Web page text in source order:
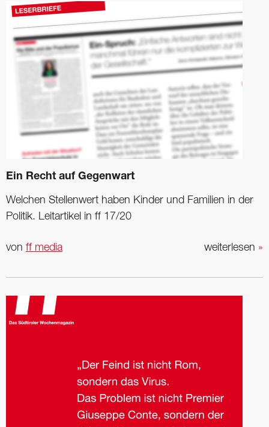
Ein Recht auf Gegenwart
Welchen Stellenwert haben Kinder und Familien in der
Politik. Leitartikel in ff 17/20
weiterlesen »
von ff media